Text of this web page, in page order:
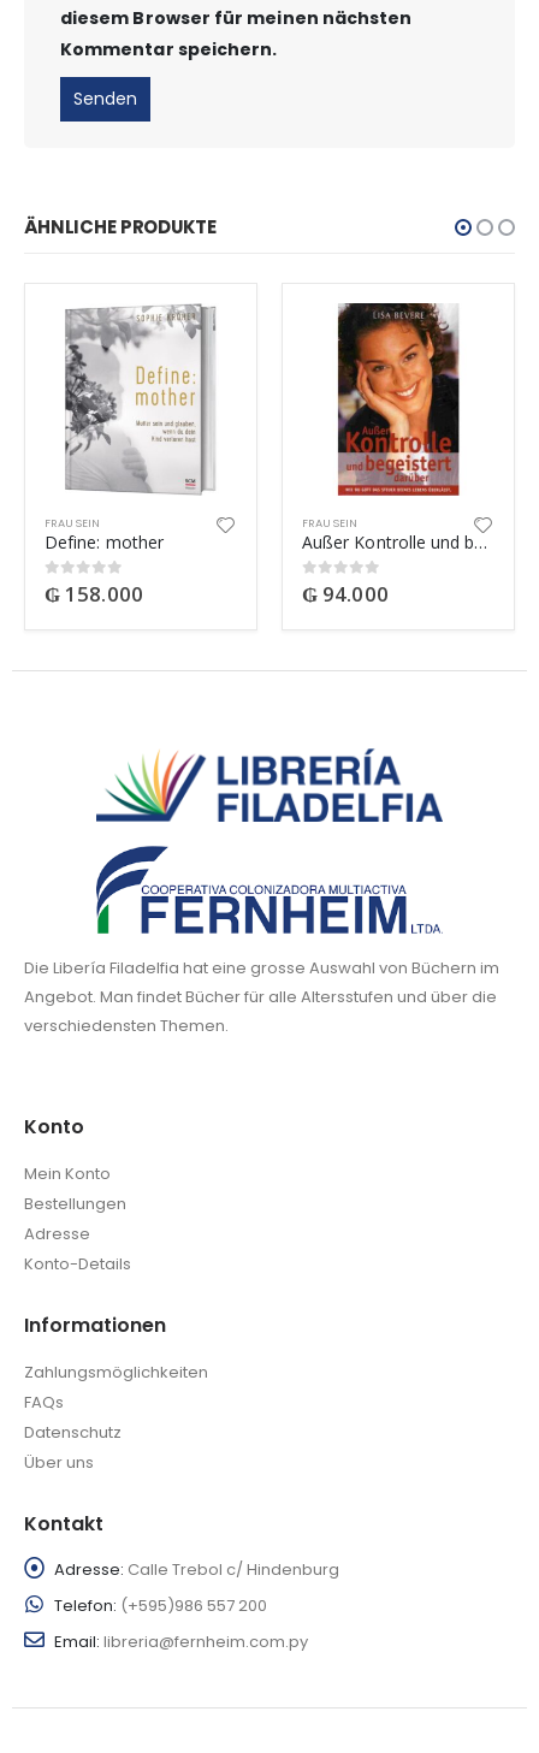
diesem Browser für meinen nächsten
Kommentar speichern.
ÄHNLICHE PRODUKTE
FRAU SEIN
Define: mother
0out of 5
₲ 158.000
FRAU SEIN
Außer Kontrolle und begeistert darüber!
0out of 5
₲ 94.000
Die Libería Filadelfia hat eine grosse Auswahl von Büchern im
Angebot. Man findet Bücher für alle Altersstufen und über die
verschiedensten Themen.
Konto
Mein Konto
Bestellungen
Adresse
Konto-Details
Informationen
Zahlungsmöglichkeiten
FAQs
Datenschutz
Über uns
Kontakt
Adresse: Calle Trebol c/ Hindenburg
Telefon: (+595)986 557 200
Email: libreria@fernheim.com.py